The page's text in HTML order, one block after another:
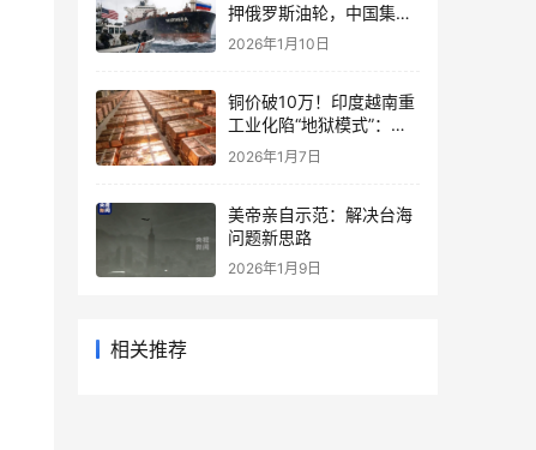
押俄罗斯油轮，中国集装
箱武装船早有准备？
2026年1月10日
铜价破10万！印度越南重
工业化陷“地狱模式”：中
国当年抄底的历史红利，
再也复刻不了
2026年1月7日
美帝亲自示范：解决台海
问题新思路
2026年1月9日
相关推荐